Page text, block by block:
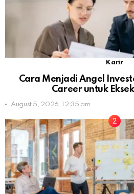
Karir
Cara Menjadi Angel
Career untuk
August 5, 2026, 12:35 am